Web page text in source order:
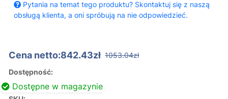
Pytania na temat tego produktu? Skontaktuj się z naszą
obsługą klienta, a oni spróbują na nie odpowiedzieć.
Cena netto:842.43zł 1053.04zł
Dostępność:
Dostępne w magazynie